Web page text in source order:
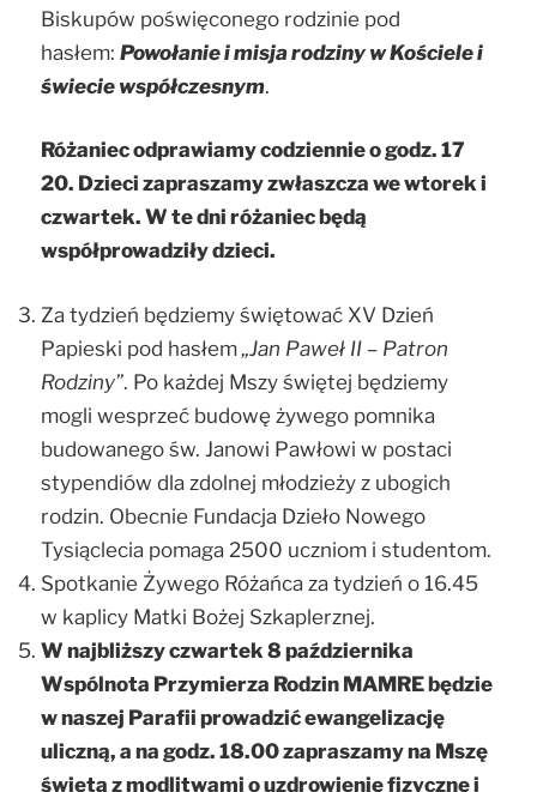
Biskupów poświęconego rodzinie pod
hasłem: Powołanie i misja rodziny w Kościele i
świecie współczesnym.
Różaniec odprawiamy codziennie o godz. 17
20. Dzieci zapraszamy zwłaszcza we wtorek i
czwartek. W te dni różaniec będą
współprowadziły dzieci.
Za tydzień będziemy świętować XV Dzień
Papieski pod hasłem „Jan Paweł II – Patron
Rodziny”. Po każdej Mszy świętej będziemy
mogli wesprzeć budowę żywego pomnika
budowanego św. Janowi Pawłowi w postaci
stypendiów dla zdolnej młodzieży z ubogich
rodzin. Obecnie Fundacja Dzieło Nowego
Tysiąclecia pomaga 2500 uczniom i studentom.
Spotkanie Żywego Różańca za tydzień o 16.45
w kaplicy Matki Bożej Szkaplerznej.
W najbliższy czwartek 8 października
Wspólnota Przymierza Rodzin MAMRE będzie
w naszej Parafii prowadzić ewangelizację
uliczną, a na godz. 18.00 zapraszamy na Mszę
świętą z modlitwami o uzdrowienie fizyczne i